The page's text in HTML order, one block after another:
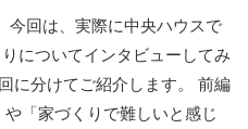
今回は、実際に中央ハウスで
についてインタビューしてみ
に分けてご紹介します。 前編
「家づくりで難しいと感じ